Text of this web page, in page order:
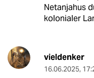
Netanjahus
kolonialer
vieldenker
16.06.2025,